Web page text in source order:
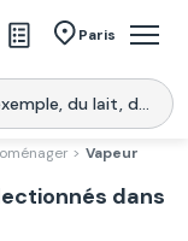
Paris
Télécharger
> Vapeur
dans